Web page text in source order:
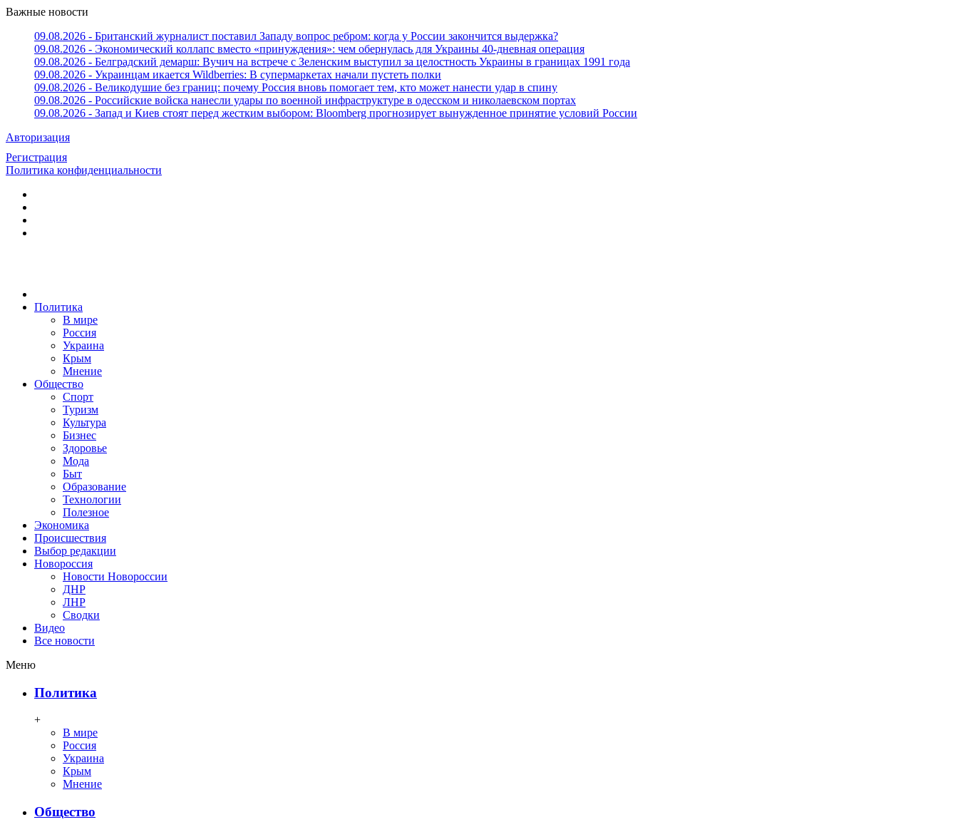
Важные новости
09.08.2026 - Британский журналист поставил Западу вопрос ребром: когда у России закончится выдержка?
09.08.2026 - Экономический коллапс вместо «принуждения»: чем обернулась для Украины 40-дневная операция
09.08.2026 - Белградский демарш: Вучич на встрече с Зеленским выступил за целостность Украины в границах 1991 года
09.08.2026 - Украинцам икается Wildberries: В супермаркетах начали пустеть полки
09.08.2026 - Великодушие без границ: почему Россия вновь помогает тем, кто может нанести удар в спину
09.08.2026 - Российские войска нанесли удары по военной инфраструктуре в одесском и николаевском портах
09.08.2026 - Запад и Киев стоят перед жестким выбором: Bloomberg прогнозирует вынужденное принятие условий России
Авторизация
Регистрация
Политика конфиденциальности
Политика
В мире
Россия
Украина
Крым
Мнение
Общество
Спорт
Туризм
Культура
Бизнес
Здоровье
Мода
Быт
Образование
Технологии
Полезное
Экономика
Происшествия
Выбор редакции
Новороссия
Новости Новороссии
ДНР
ЛНР
Сводки
Видео
Все новости
Меню
Политика
+
В мире
Россия
Украина
Крым
Мнение
Общество